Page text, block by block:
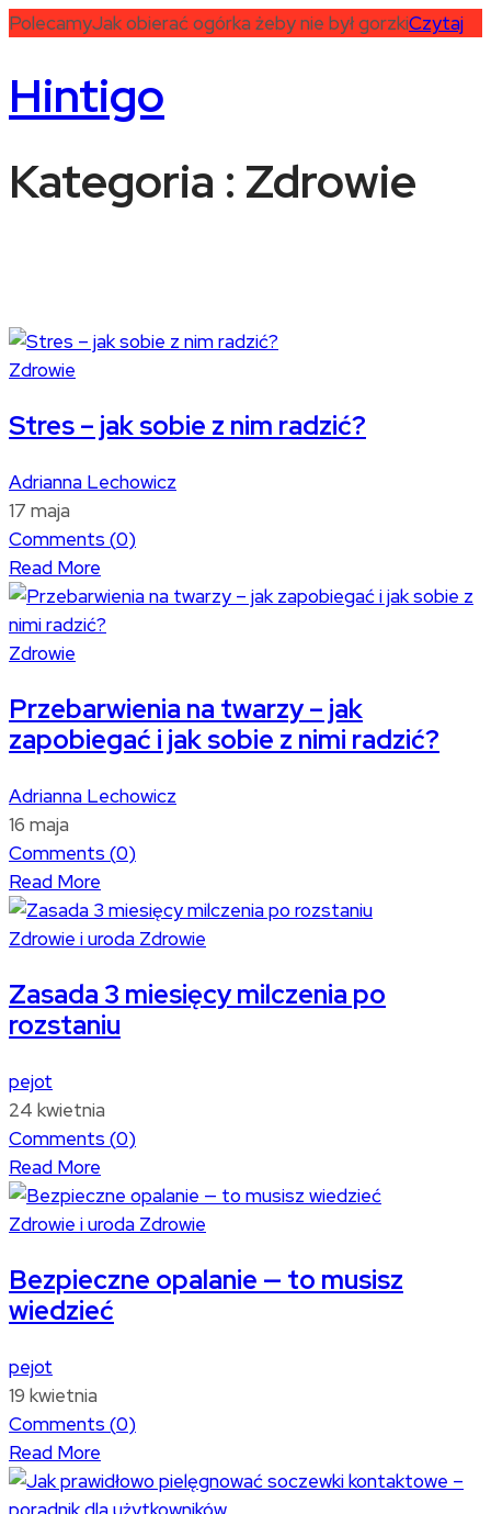
PolecamyJak obierać ogórka żeby nie był gorzkiCzytaj
Hintigo
Kategoria : Zdrowie
Zdrowie
Stres – jak sobie z nim radzić?
Adrianna Lechowicz
17 maja
Comments (0)
Read More
Zdrowie
Przebarwienia na twarzy – jak
zapobiegać i jak sobie z nimi radzić?
Adrianna Lechowicz
16 maja
Comments (0)
Read More
Zdrowie i uroda Zdrowie
Zasada 3 miesięcy milczenia po
rozstaniu
pejot
24 kwietnia
Comments (0)
Read More
Zdrowie i uroda Zdrowie
Bezpieczne opalanie — to musisz
wiedzieć
pejot
19 kwietnia
Comments (0)
Read More